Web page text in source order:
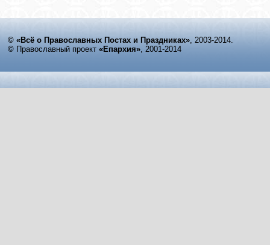
© «Всё о Православных Постах и Праздниках», 2003-2014.
© Православный проект «Епархия», 2001-2014